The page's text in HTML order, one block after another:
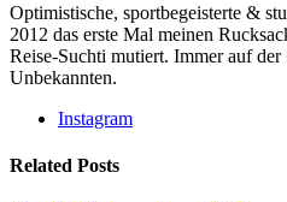
Optimistische, sportbegeisterte &
2012 das erste Mal meinen
Reise-Suchti mutiert. Immer auf der
Unbekannten.
Instagram
Related Posts